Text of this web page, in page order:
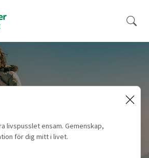
livspusslet ensam. Gemenskap,
för dig mitt i livet.
och fakta